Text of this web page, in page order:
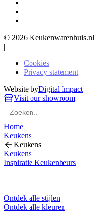
© 2026 Keukenwarenhuis.nl
|
Cookies
Privacy statement
Website byDigital Impact
Visit our showroom
Home
Keukens
Keukens
Keukens
Inspiratie Keukenbeurs
Ontdek alle stijlen
Ontdek alle kleuren